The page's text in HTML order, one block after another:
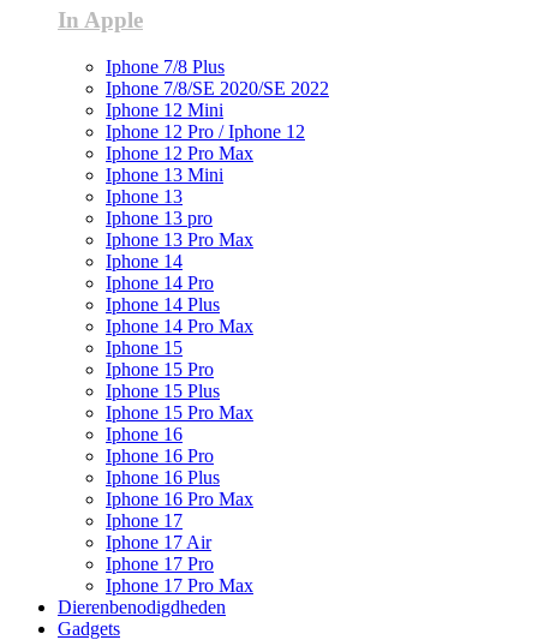
In Apple
Iphone 7/8 Plus
Iphone 7/8/SE 2020/SE 2022
Iphone 12 Mini
Iphone 12 Pro / Iphone 12
Iphone 12 Pro Max
Iphone 13 Mini
Iphone 13
Iphone 13 pro
Iphone 13 Pro Max
Iphone 14
Iphone 14 Pro
Iphone 14 Plus
Iphone 14 Pro Max
Iphone 15
Iphone 15 Pro
Iphone 15 Plus
Iphone 15 Pro Max
Iphone 16
Iphone 16 Pro
Iphone 16 Plus
Iphone 16 Pro Max
Iphone 17
Iphone 17 Air
Iphone 17 Pro
Iphone 17 Pro Max
Dierenbenodigdheden
Gadgets